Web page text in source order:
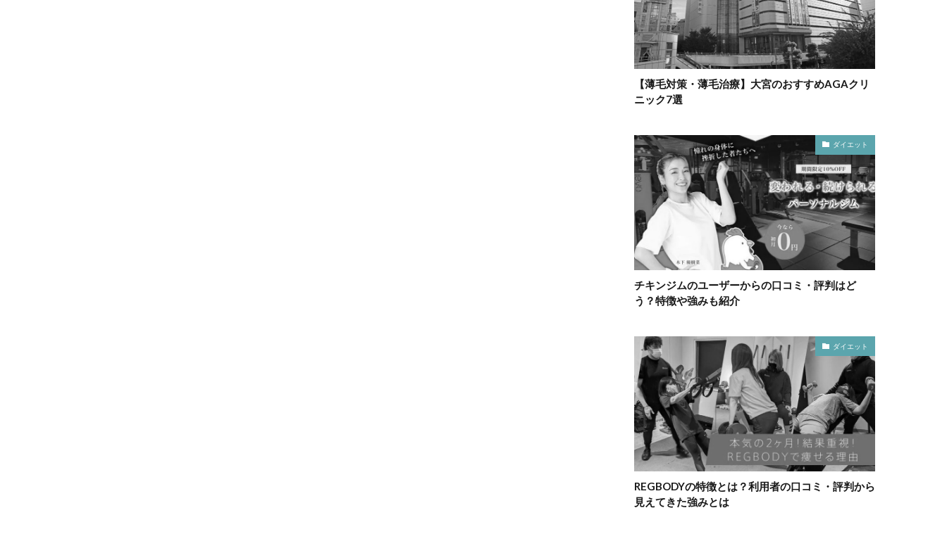
【薄毛対策・薄毛治療】大宮のおすすめAGAクリ
ニック7選
ダイエット
チキンジムのユーザーからの口コミ・評判はど
う？特徴や強みも紹介
ダイエット
REGBODYの特徴とは？利用者の口コミ・評判から
見えてきた強みとは